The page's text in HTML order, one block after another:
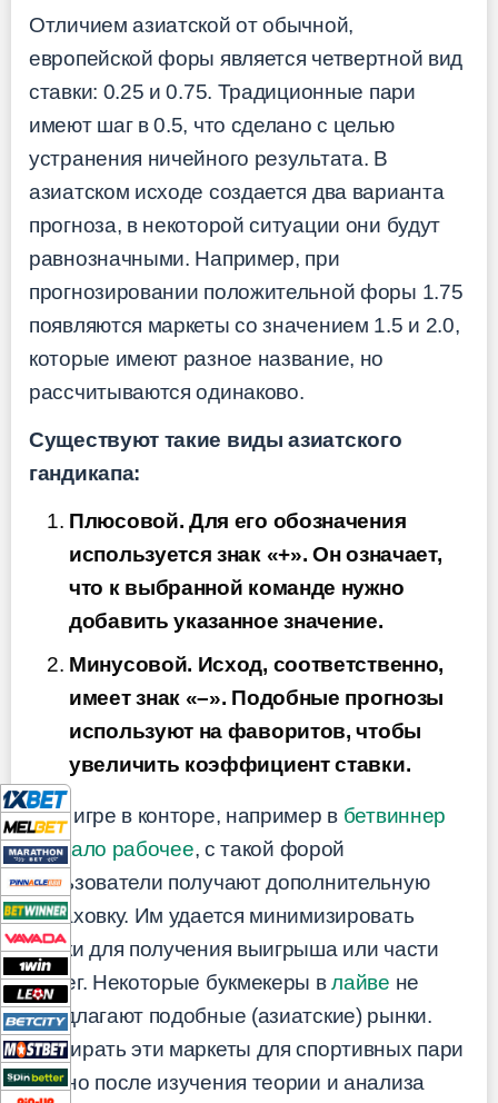
Отличием азиатской от обычной,
европейской форы является четвертной вид
ставки: 0.25 и 0.75. Традиционные пари
имеют шаг в 0.5, что сделано с целью
устранения ничейного результата. В
азиатском исходе создается два варианта
прогноза, в некоторой ситуации они будут
равнозначными. Например, при
прогнозировании положительной форы 1.75
появляются маркеты со значением 1.5 и 2.0,
которые имеют разное название, но
рассчитываются одинаково.
Существуют такие виды азиатского
гандикапа:
Плюсовой. Для его обозначения
используется знак «+». Он означает,
что к выбранной команде нужно
добавить указанное значение.
Минусовой. Исход, соответственно,
имеет знак «–». Подобные прогнозы
используют на фаворитов, чтобы
увеличить коэффициент ставки.
При игре в конторе, например в бетвиннер
зеркало рабочее, с такой форой
пользователи получают дополнительную
страховку. Им удается минимизировать
риски для получения выигрыша или части
денег. Некоторые букмекеры влайве не
предлагают подобные (азиатские) рынки.
Выбирать эти маркеты для спортивных пари
нужно после изучения теории и анализа